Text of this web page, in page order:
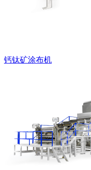
钙钛矿涂布机